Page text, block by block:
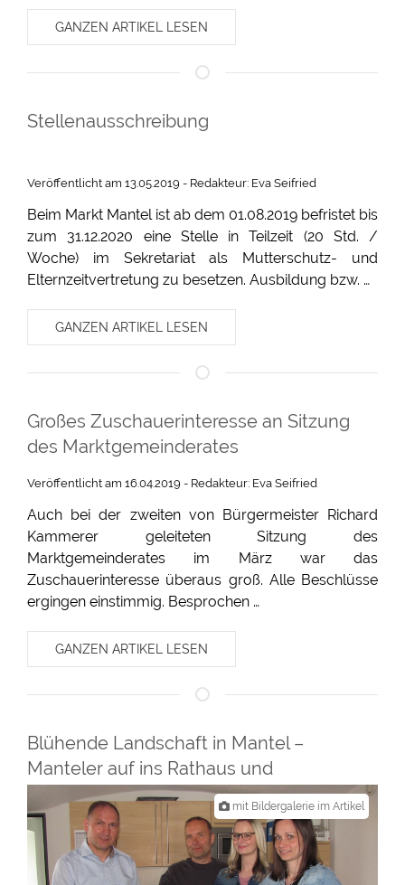
GANZEN ARTIKEL LESEN
Stellenausschreibung
Veröffentlicht am 13.05.2019 - Redakteur: Eva Seifried
Beim Markt Mantel ist ab dem 01.08.2019 befristet bis
zum 31.12.2020 eine Stelle in Teilzeit (20 Std. /
Woche) im Sekretariat als Mutterschutz- und
Elternzeitvertretung zu besetzen. Ausbildung bzw. …
GANZEN ARTIKEL LESEN
Großes Zuschauerinteresse an Sitzung
des Marktgemeinderates
Veröffentlicht am 16.04.2019 - Redakteur: Eva Seifried
Auch bei der zweiten von Bürgermeister Richard
Kammerer geleiteten Sitzung des
Marktgemeinderates im März war das
Zuschauerinteresse überaus groß. Alle Beschlüsse
ergingen einstimmig. Besprochen …
GANZEN ARTIKEL LESEN
Blühende Landschaft in Mantel –
Manteler auf ins Rathaus und
Samentüten holen
mit Bildergalerie im Artikel